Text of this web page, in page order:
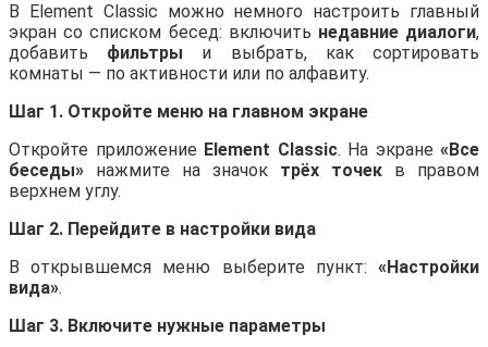
В Element Classic можно немного настроить главный
экран со списком бесед: включить недавние диалоги,
добавить фильтры и выбрать, как сортировать
комнаты — по активности или по алфавиту.
Шаг 1. Откройте меню на главном экране
Откройте приложение Element Classic. На экране «Все
беседы» нажмите на значок трёх точек в правом
верхнем углу.
Шаг 2. Перейдите в настройки вида
В открывшемся меню выберите пункт: «Настройки
вида».
Шаг 3. Включите нужные параметры